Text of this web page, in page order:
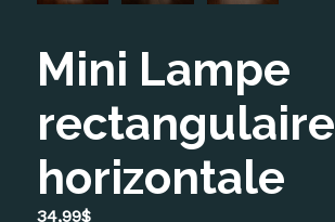
Mini Lampe
rectangulaire
horizontale
34,99$